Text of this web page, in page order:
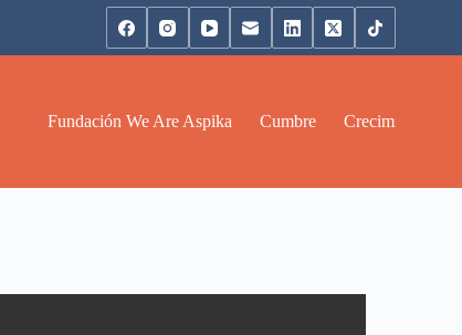
Fundación We Are Aspika Cumbre Crecimiento